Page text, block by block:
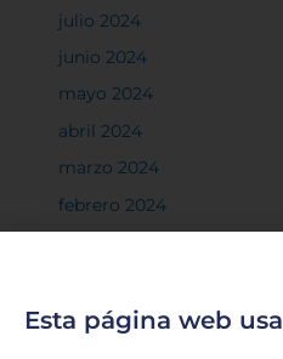
julio 2024
junio 2024
mayo 2024
abril 2024
marzo 2024
febrero 2024
noviembre 2023
Esta página web